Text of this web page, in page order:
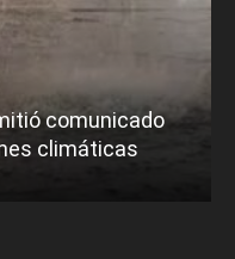
comunicado
climáticas